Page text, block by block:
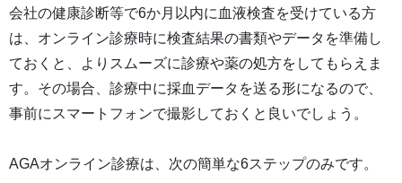
会社の健康診断等で6か月以内に血液検査を受けている方
は、オンライン診療時に検査結果の書類やデータを準備し
ておくと、よりスムーズに診療や薬の処方をしてもらえま
す。その場合、診療中に採血データを送る形になるので、
事前にスマートフォンで撮影しておくと良いでしょう。
AGAオンライン診療は、次の簡単な6ステップのみです。